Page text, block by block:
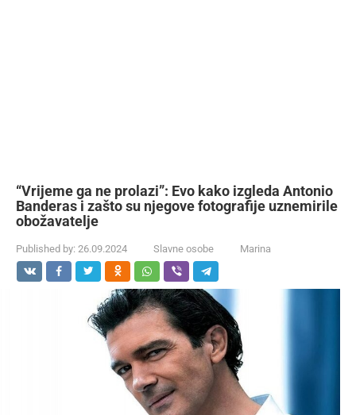
“Vrijeme ga ne prolazi”: Evo kako izgleda Antonio
Banderas i zašto su njegove fotografije uznemirile
obožavatelje
Published by: 26.09.2024 Slavne osobe Marina